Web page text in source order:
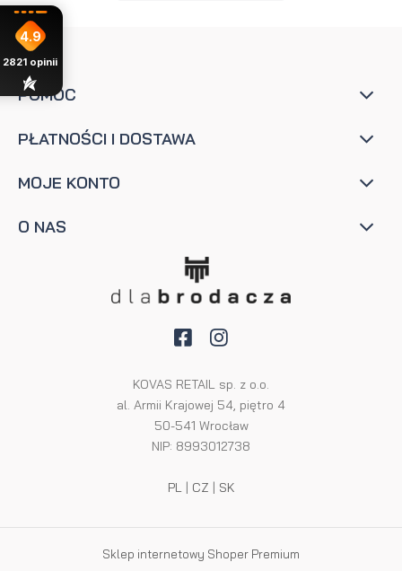
POMOC
PŁATNOŚCI I DOSTAWA
MOJE KONTO
O NAS
KOVAS RETAIL sp. z o.o.
al. Armii Krajowej 54, piętro 4
50-541 Wrocław
NIP: 8993012738
PL| CZ | SK
4.9
2821 opinii
Sklep internetowy Shoper Premium